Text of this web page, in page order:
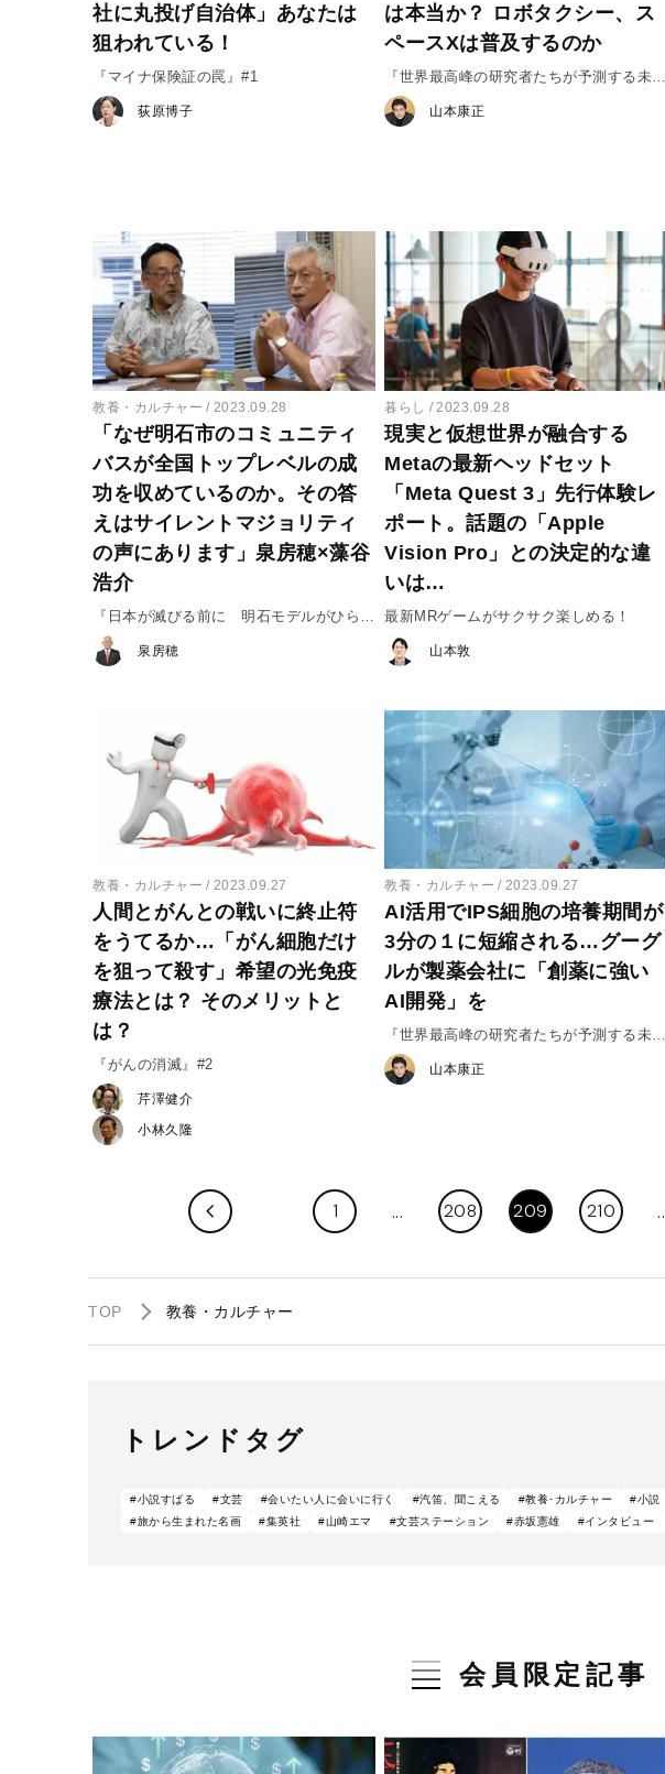
社に丸投げ自治体」あなたは
狙われている！
『マイナ保険証の罠』#1
荻原博子
は本当か？ ロボタクシー、ス
ペースXは普及するのか
『世界最高峰の研究者たちが予測する未
来』#2山本康正
教養・カルチャー 2023.09.28
「なぜ明石市のコミュニティ
バスが全国トップレベルの成
功を収めているのか。その答
えはサイレントマジョリティ
の声にあります」泉房穂×藻谷
浩介
『日本が滅びる前に 明石モデルがひらく
国家の未来』#1
泉房穂
暮らし 2023.09.28
現実と仮想世界が融合する
Metaの最新ヘッドセット
「Meta Quest 3」先行体験レ
ポート。話題の「Apple
Vision Pro」との決定的な違
いは…
最新MRゲームがサクサク楽しめる！
山本敦
教養・カルチャー 2023.09.27
人間とがんとの戦いに終止符
をうてるか…「がん細胞だけ
を狙って殺す」希望の光免疫
療法とは？ そのメリットと
は？
『がんの消滅』#2
芹澤健介
小林久隆
教養・カルチャー 2023.09.27
AI活用でIPS細胞の培養期間が
3分の１に短縮される…グーグ
ルが製薬会社に「創薬に強い
AI開発」を
『世界最高峰の研究者たちが予測する未
来』#1山本康正
1 208 209 210
TOP 教養・カルチャー
トレンドタグ
#小説すばる #文芸 #会いたい人に会いに行く #汽笛、聞こえる #教養･カルチャー #小説
#旅から生まれた名画
#集英社 #山崎エマ #文芸ステーション #赤坂憲雄 #インタビュー
会員限定記事